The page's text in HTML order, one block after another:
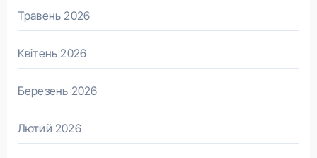
Травень 2026
Квітень 2026
Березень 2026
Лютий 2026